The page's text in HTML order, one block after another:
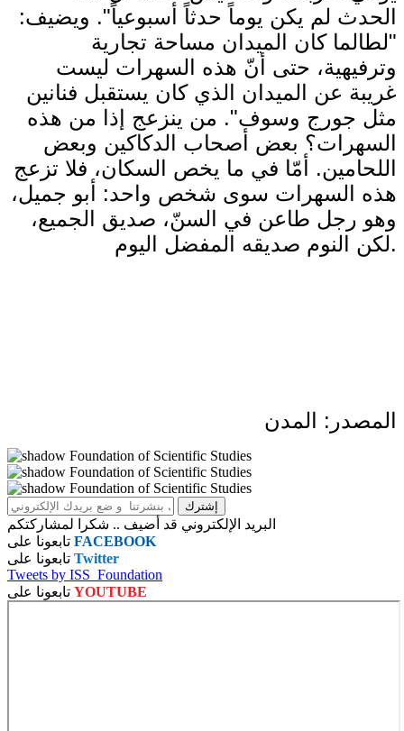
الحدث لم يكن يوماً حدثاً أسبوعياً". ويضيف:
"لطالما كان الميدان مساحة تجارية
وترفيهية، حتى أنّ هذه السهرات ليست
غريبة عن الميدان الذي كان يستقبل فنانين
مثل جورج وسوف". من ينزعج إذا من هذه
السهرات؟ بعض أصحاب الدكاكين وبعض
اللحامين. أمّا في ما يخص السكان، فلا تزعج
هذه السهرات سوى شخص واحد: أبو جميل،
وهو رجل طاعن في السنّ، صديق الجميع،
لكن النوم صديقه المفضل اليوم.
المصدر: المدن
البريد الإلكتروني قد أضيف .. شكرا لمشاركتكم
FACEBOOK
Twitter
Tweets by ISS_Foundation
YOUTUBE